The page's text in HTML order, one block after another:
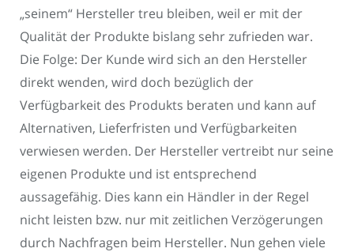
„seinem“ Hersteller treu bleiben, weil er mit der
Qualität der Produkte bislang sehr zufrieden war.
Die Folge: Der Kunde wird sich an den Hersteller
direkt wenden, wird doch bezüglich der
Verfügbarkeit des Produkts beraten und kann auf
Alternativen, Lieferfristen und Verfügbarkeiten
verwiesen werden. Der Hersteller vertreibt nur seine
eigenen Produkte und ist entsprechend
aussagefähig. Dies kann ein Händler in der Regel
nicht leisten bzw. nur mit zeitlichen Verzögerungen
durch Nachfragen beim Hersteller. Nun gehen viele